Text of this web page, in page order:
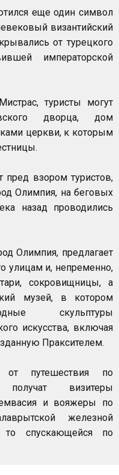
еще один символ
византийский
от турецкого
императорской
туристы могут
дворца, дом
церкви, к которым
пред взором туристов,
Олимпия, на беговых
назад проводились
Олимпия, предлагает
улицам и, непременно,
сокровищницы, а
музей, в котором
скульптуры
искусства, включая
Праксителем.
от путешествия по
получат визитеры
и вояжеры по
железной
то спускающейся по